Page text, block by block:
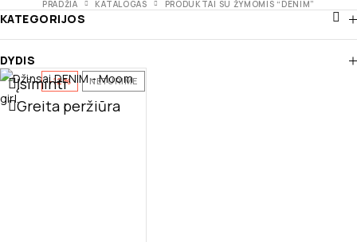
PRADŽIA KATALOGAS PRODUKTAI SU ŽYMOMIS “DENIM”
KATEGORIJOS
DYDIS
-12% NETURIME
Įsiminti
Greita peržiūra